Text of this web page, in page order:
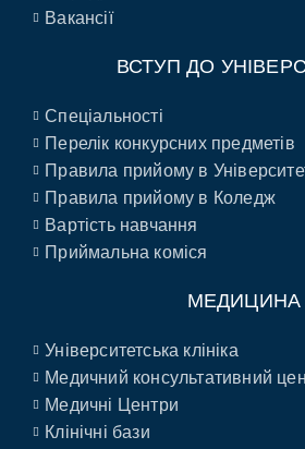
Вакансії
ВСТУП ДО
Спеціальності
Перелік конкурсних предметів
Правила прийому в
Правила прийому в Коледж
Вартість навчання
Приймальна коміся
МЕДИЦИНА
Університетська клініка
Медичний консультативний
Медичні Центри
Клінічні бази